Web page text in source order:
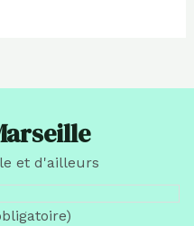
et d'ailleurs